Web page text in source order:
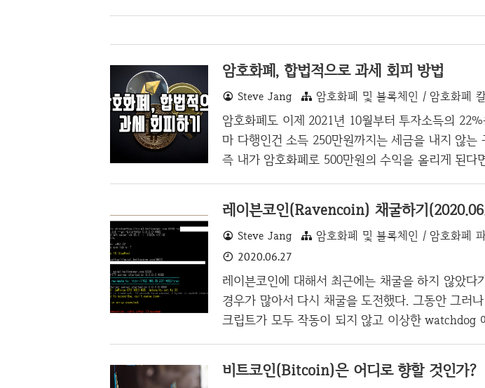
있다. 새로운 기술에 1인자이며, 둘다 힘든 시기를
것이다. 테슬라는 200달러를 장기간 횡보하다가 15
비트코인은 3200달러까지 내려가다가 28000달러까
사건이라는 것을 당할 수 없는 주식..
암호화폐, 합법적으로 과세 회피 방법
Steve Jang 암호화폐 및 블록체인 / 암호화폐
암호화폐도 이제 2021년 10월부터 투자소득의
마 다행인건 소득 250만원까지는 세금을 내지 않는
즉 내가 암호화폐로 500만원의 수익을 올리게 된다
없는 과정이었고, 그동안 한국은 늦게 진입하여 대다
에 암호화폐 과세에 상당히 조심스러운 모습을 보였
기도 했고 부동산, 주식 모두 건드렸으니 암호화폐도
나보다. 다만 아쉬운건 주식 수준의 거래세를 했으면
폐로 1~2% 먹을려는 사람이 없는 것처럼 주식 수준
히 투자자들 입장에서 낼 수 있는 것이기에(물론 ..
레이븐코인(Ravencoin) 채굴하기
Steve Jang 암호화폐 및 블록체인 / 암호화폐
2020.06.27
레이븐코인에 대해서 최근에는 채굴을 하지 않았다
경우가 많아서 다시 채굴을 도전했다. 그동안 그러
크립트가 모두 작동이 되지 않고 이상한 watchdog
동일하였기에 채굴을 하는 페이지에 들어가보았다.
확인한 결과, Please use mining software that
비트코인(Bitcoin)은 어디로 향할 것인가?